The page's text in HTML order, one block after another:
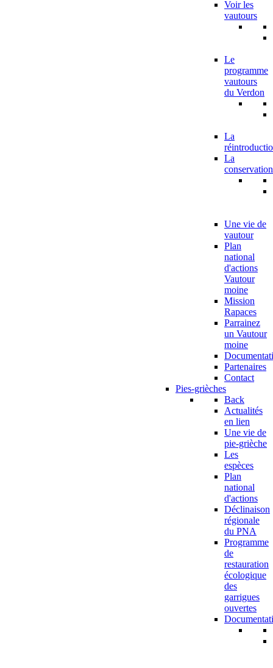
Voir les
vautours
Le
programme
vautours
du Verdon
La
La
conservation
Une vie de
vautour
Plan
national
d'actions
Vautour
moine
Mission
Rapaces
Parrainez
un Vautour
moine
Partenaires
Contact
Pies-grièches
Back
Actualités
en lien
Une vie de
pie-grièche
Les
espèces
Plan
national
d'actions
Déclinaison
régionale
du PNA
Programme
de
restauration
écologique
des
garrigues
ouvertes